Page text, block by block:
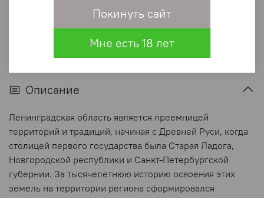
Описание
Ленинградская область является преемницей
территорий и традиций, начиная с Древней Руси, когда
столицей первого государства была Старая Ладога,
Новгородской республики и Санкт-Петербургской
губернии. За тысячелетнюю историю освоения этих
земель на территории региона сформировался
Покинуть сайт
Мне есть 18 лет